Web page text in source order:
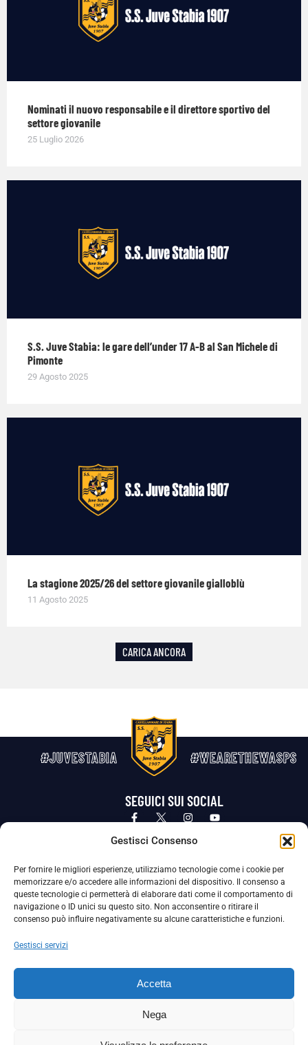
Gestisci Consenso
Per fornire le migliori esperienze, utilizziamo tecnologie come i cookie per
memorizzare e/o accedere alle informazioni del dispositivo. Il consenso a
queste tecnologie ci permetterà di elaborare dati come il comportamento di
navigazione o ID unici su questo sito. Non acconsentire o ritirare il
consenso può influire negativamente su alcune caratteristiche e funzioni.
Gestisci servizi
Accetta
Nega
Nominati il nuovo responsabile e il direttore sportivo del
settore giovanile
25 Luglio 2026
S.S. Juve Stabia: le gare dell’under 17 A-B al San Michele di
Pimonte
29 Agosto 2025
La stagione 2025/26 del settore giovanile gialloblù
11 Agosto 2025
CARICA ANCORA
#JUVESTABIA #WEARETHEWASPS
SEGUICI SUI SOCIAL
Privacy Policy Cookie Policy
La Società ha nominato il Responsabile della Protezione dei Dati Personali (DPO), figura specializzata che vigila sulle modalità
adottate dalla nostra Società per tutelare i Suoi dati personali.
Per contattare il DPO può scrivere a
La Società ha inoltre adottato un proprio Codice Etico, consultabile al seguente link: